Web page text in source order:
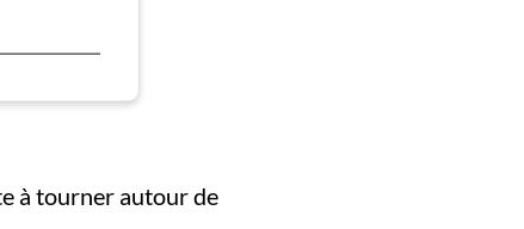
à tourner autour de